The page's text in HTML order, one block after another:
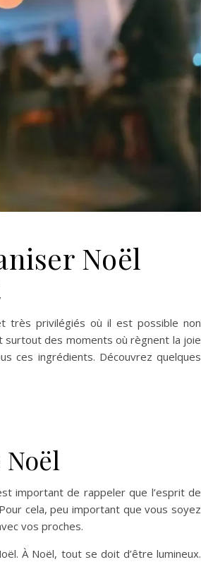
Noël
très privilégiés où il est possible non
surtout des moments où règnent la joie
ces ingrédients. Découvrez quelques
Noël
important de rappeler que l’esprit de
cela, peu important que vous soyez
vos proches.
À Noël, tout se doit d’être lumineux.